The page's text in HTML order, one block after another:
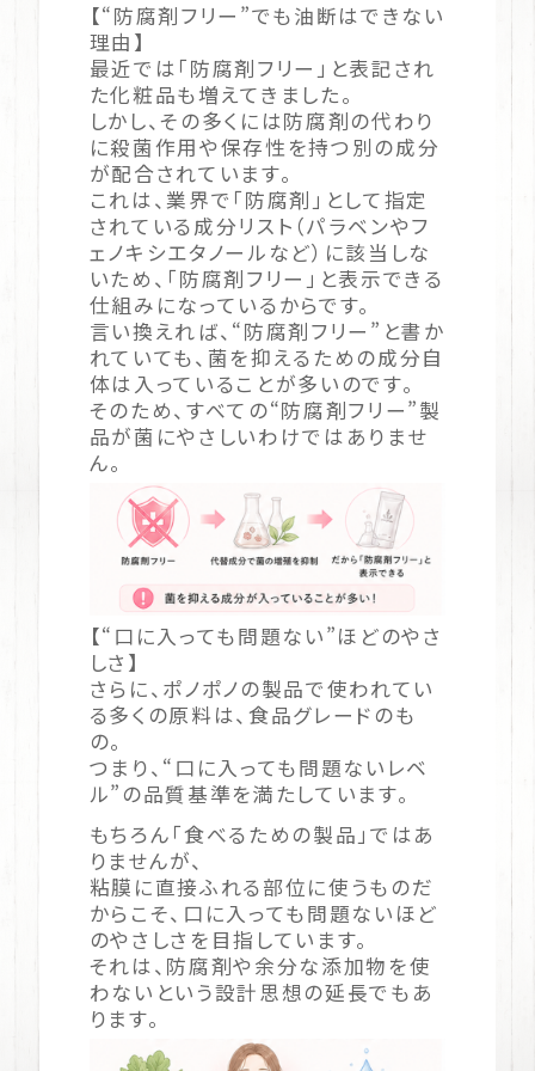
【“防腐剤フリー”でも油断はできない
理由】
最近では「防腐剤フリー」と表記され
た化粧品も増えてきました。
しかし、その多くには防腐剤の代わり
に殺菌作用や保存性を持つ別の成分
が配合されています。
これは、業界で「防腐剤」として指定
されている成分リスト（パラベンやフ
ェノキシエタノールなど）に該当しな
いため、「防腐剤フリー」と表示できる
仕組みになっているからです。
言い換えれば、“防腐剤フリー”と書か
れていても、菌を抑えるための成分自
体は入っていることが多いのです。
そのため、すべての“防腐剤フリー”製
品が菌にやさしいわけではありませ
ん。
【“口に入っても問題ない”ほどのやさ
しさ】
さらに、ポノポノの製品で使われてい
る多くの原料は、食品グレードのも
の。
つまり、“口に入っても問題ないレベ
ル”の品質基準を満たしています。
もちろん「食べるための製品」ではあ
りませんが、
粘膜に直接ふれる部位に使うものだ
からこそ、口に入っても問題ないほど
のやさしさを目指しています。
それは、防腐剤や余分な添加物を使
わないという設計思想の延長でもあ
ります。